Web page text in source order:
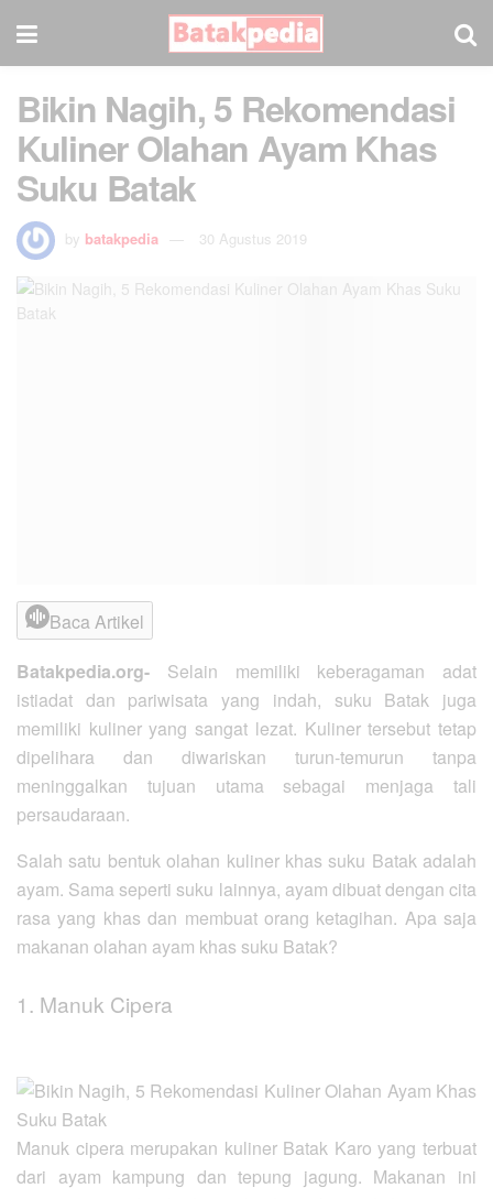
Bikin Nagih, 5 Rekomendasi
Kuliner Olahan Ayam Khas
Suku Batak
by batakpedia 30 Agustus 2019
Baca Artikel
Batakpedia.org- Selain memiliki keberagaman adat
istiadat dan pariwisata yang indah, suku Batak juga
memiliki kuliner yang sangat lezat. Kuliner tersebut tetap
dipelihara dan diwariskan turun-temurun tanpa
meninggalkan tujuan utama sebagai menjaga tali
persaudaraan.
Salah satu bentuk olahan kuliner khas suku Batak adalah
ayam. Sama seperti suku lainnya, ayam dibuat dengan cita
rasa yang khas dan membuat orang ketagihan. Apa saja
makanan olahan ayam khas suku Batak?
1. Manuk Cipera
Manuk cipera merupakan kuliner Batak Karo yang terbuat
dari ayam kampung dan tepung jagung. Makanan ini